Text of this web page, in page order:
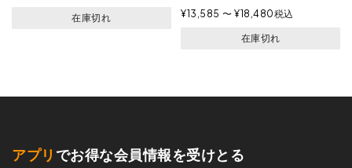
在庫切れ
¥13,585 〜 ¥18,480税込
在庫切れ
アプリ でお得な会員情報を受けとる